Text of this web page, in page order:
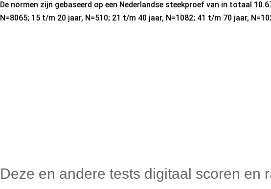
De normen zijn gebaseerd op een Nederlandse steekproef van in totaal
N=8065; 15 t/m 20 jaar, N=510; 21 t/m 40 jaar, N=1082; 41 t/m 70 jaar,
Deze en andere tests digitaal scoren en